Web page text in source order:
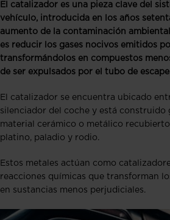
El catalizador es una pieza clave del
vehículo, introducida en los años
aumento de la contaminación
es reducir los gases nocivos emitidos
transformándolos en compuestos
de ser expulsados por el tubo de
El catalizador se encuentra ubicado
silenciador del coche y está construido
material cerámico o metálico
platino, paladio y rodio.
Estos metales actúan como
reacciones químicas que transforman
en sustancias menos perjudiciales.